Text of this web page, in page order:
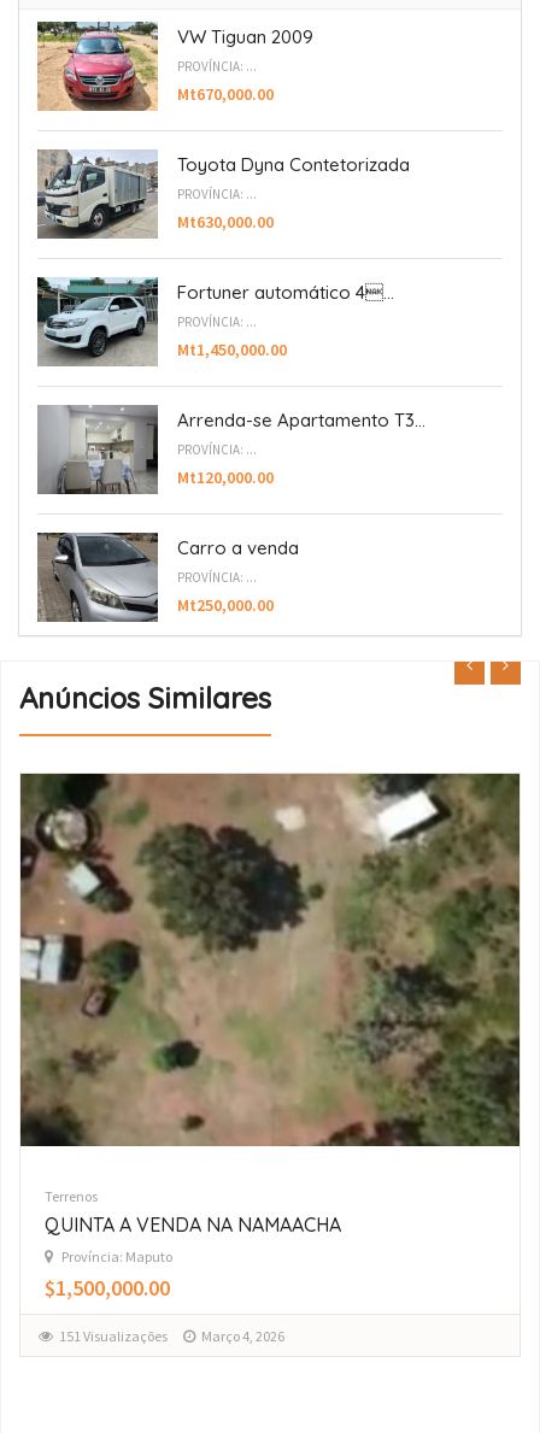
VW Tiguan 2009
PROVÍNCIA: ...
Mt670,000.00
Toyota Dyna Contetorizada
PROVÍNCIA: ...
Mt630,000.00
Fortuner automático 4...
PROVÍNCIA: ...
Mt1,450,000.00
Arrenda-se Apartamento T3...
PROVÍNCIA: ...
Mt120,000.00
Carro a venda
PROVÍNCIA: ...
Mt250,000.00
Anúncios Similares
Terrenos
Trespasso Terreno 17/33 Costa do Sol Mapulene
Zona Arenosa
Localização Costa Do Sol Mapulene1377MaputoMaputo -
CidadeMozambique -25.96553, 32.58322 Obter direções →
Mt1,425,000.00